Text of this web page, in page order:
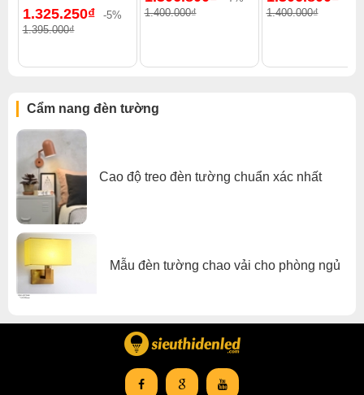
– Định nghĩa: IP là tiêu chuẩn công bố bởi IETC
(International Electro Technical Commision – Ủy ban Kỹ
thuật điện tử Quốc tế). IP là viết tắt cho Ingress
Protection.
+ IP6x – Chống bụi. Chống lại hoàn toàn sự xâm nhập
của bụi.
+ Ipx5 – Với mức chỉ số chống nước 5, nước được phun
từ vòi (6,3mm) vào vỏ từ bất cứ hướng nào sẽ không có
tác động nguy hiểm.
>> Tiêu chuẩn IP65 là tiêu chuẩn bắt buộc cho các đèn
chống nước hoàn toàn, do tổ chức Kỹ thuật điện tử Quốc
1.325.250₫
-5%
1.395.000₫
1.400.000₫
1.400.000₫
Cẩm nang đèn tường
Cao độ treo đèn tường chuẩn xác nhất
Mẫu đèn tường chao vải cho phòng ngủ